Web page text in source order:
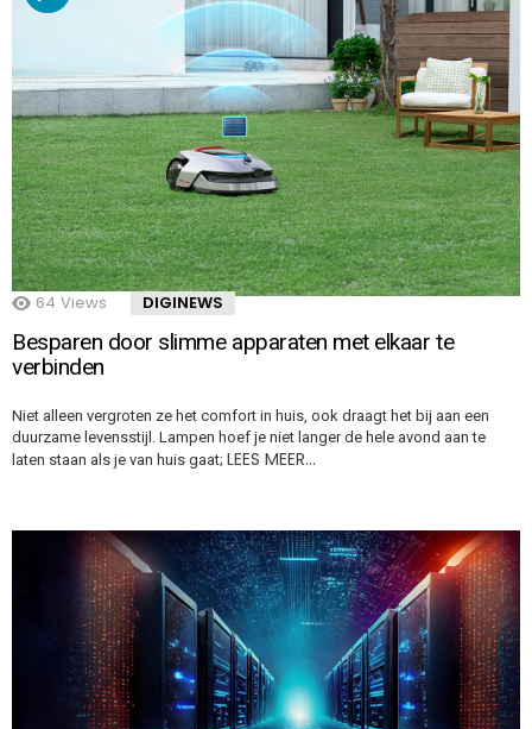
64 Views DIGINEWS
Besparen door slimme apparaten met elkaar te
verbinden
Niet alleen vergroten ze het comfort in huis, ook draagt het bij aan een
duurzame levensstijl. Lampen hoef je niet langer de hele avond aan te
laten staan als je van huis gaat; LEES MEER…